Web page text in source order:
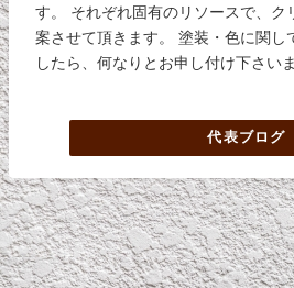
す。 それぞれ固有のリソースで、ク
案させて頂きます。 塗装・色に関し
したら、何なりとお申し付け下さいま
代表ブログ